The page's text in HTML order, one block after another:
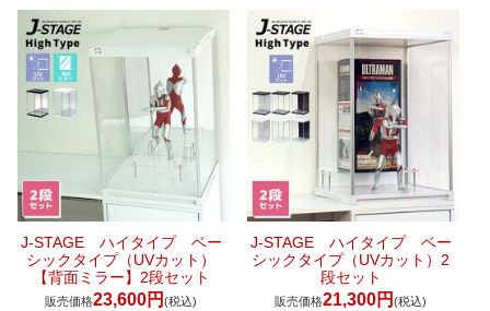
J-STAGE ハイタイプ ベー
シックタイプ（UVカット）
【背面ミラー】2段セット
販売価格23,600円(税込)
J-STAGE ハイタイプ ベー
シックタイプ（UVカット）2
段セット
販売価格21,300円(税込)